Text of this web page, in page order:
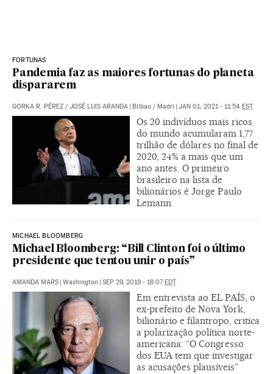
FORTUNAS
Pandemia faz as maiores fortunas do planeta
dispararem
GORKA R. PÉREZ / JOSÉ LUIS ARANDA Bilbao / Madri JAN 01, 2021 - 11:54 EST
Os 20 indivíduos mais ricos
do mundo acumularam 1,77
trilhão de dólares no final de
2020, 24% a mais que um
ano antes. O primeiro
brasileiro na lista de
bilionários é Jorge Paulo
Lemann
MICHAEL BLOOMBERG
Michael Bloomberg: “Bill Clinton foi o último
presidente que tentou unir o país”
AMANDA MARS Washington SEP 29, 2019 - 18:07 EDT
Em entrevista ao EL PAÍS, o
ex-prefeito de Nova York,
bilionário e filantropo, critica
a polarização política norte-
americana: “O Congresso
dos EUA tem que investigar
as acusações plausíveis”